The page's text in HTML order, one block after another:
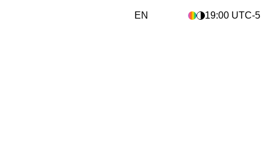
EN 19:00UTC-5